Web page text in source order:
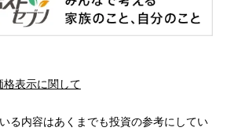
格表示に関して
る内容はあくまでも投資の参考にしてい